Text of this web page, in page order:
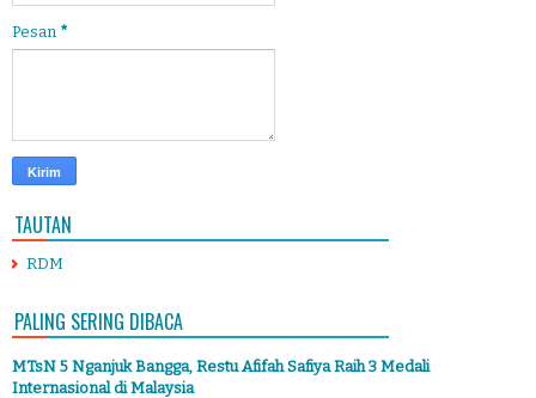
Pesan *
TAUTAN
RDM
PALING SERING DIBACA
MTsN 5 Nganjuk Bangga, Restu Afifah Safiya Raih 3 Medali
Internasional di Malaysia